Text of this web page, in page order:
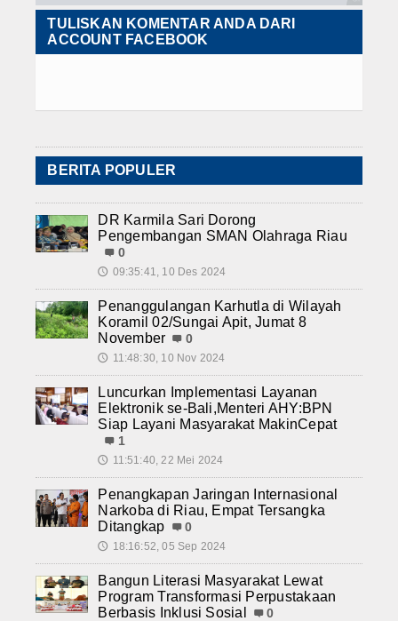
TULISKAN KOMENTAR ANDA DARI
ACCOUNT FACEBOOK
BERITA POPULER
DR Karmila Sari Dorong
Pengembangan SMAN Olahraga Riau
0
🕔 09:35:41, 10 Des 2024
Penanggulangan Karhutla di Wilayah
Koramil 02/Sungai Apit, Jumat 8
November
0
🕔 11:48:30, 10 Nov 2024
Luncurkan Implementasi Layanan
Elektronik se-Bali,Menteri AHY:BPN
Siap Layani Masyarakat MakinCepat
1
🕔 11:51:40, 22 Mei 2024
Penangkapan Jaringan Internasional
Narkoba di Riau, Empat Tersangka
Ditangkap
0
🕔 18:16:52, 05 Sep 2024
Bangun Literasi Masyarakat Lewat
Program Transformasi Perpustakaan
Berbasis Inklusi Sosial
0